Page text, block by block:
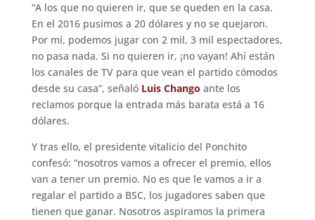
“A los que no quieren ir, que se queden en la casa.
En el 2016 pusimos a 20 dólares y no se quejaron.
Por mí, podemos jugar con 2 mil, 3 mil espectadores,
no pasa nada. Si no quieren ir, ¡no vayan! Ahí están
los canales de TV para que vean el partido cómodos
desde su casa”, señaló Luis Chango ante los
reclamos porque la entrada más barata está a 16
dólares.
Y tras ello, el presidente vitalicio del Ponchito
confesó: “nosotros vamos a ofrecer el premio, ellos
van a tener un premio. No es que le vamos a ir a
regalar el partido a BSC, los jugadores saben que
tienen que ganar. Nosotros aspiramos la primera